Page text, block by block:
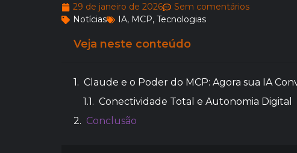
29 de janeiro de 2026
Sem comentários
Notícias
IA, MCP, Tecnologias
Veja neste conteúdo
Claude e o Poder do MCP: Agora sua IA
Conectividade Total e Autonomia Digital
Conclusão